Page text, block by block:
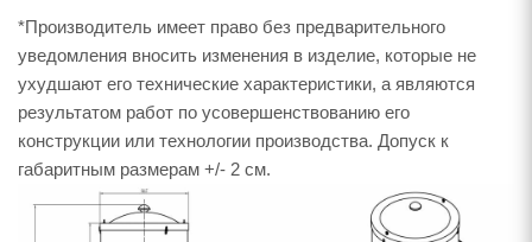
*Производитель имеет право без предварительного
уведомления вносить изменения в изделие, которые не
ухудшают его технические характеристики, а являются
результатом работ по усовершенствованию его
конструкции или технологии производства. Допуск к
габаритным размерам +/- 2 см.